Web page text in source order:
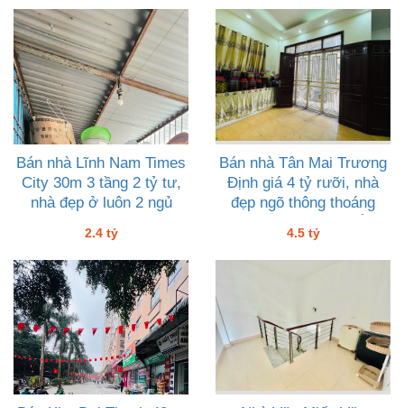
Bán nhà Lĩnh Nam Times
City 30m 3 tầng 2 tỷ tư,
nhà đẹp ở luôn 2 ngủ
2.4 tỷ
Bán nhà Tân Mai Trương
Định giá 4 tỷ rưỡi, nhà
đẹp ngõ thông thoáng
chắn
4.5 tỷ